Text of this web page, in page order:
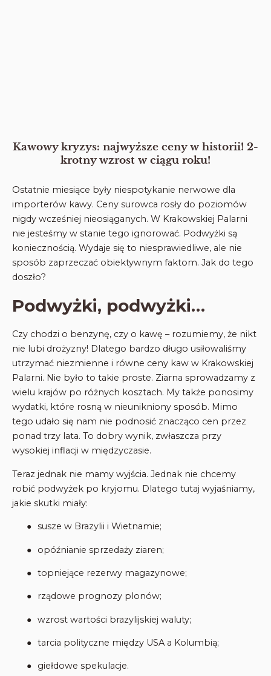
Kawowy kryzys: najwyższe ceny w historii! 2-
krotny wzrost w ciągu roku!
Ostatnie miesiące były niespotykanie nerwowe dla
importerów kawy. Ceny surowca rosły do poziomów
nigdy wcześniej nieosiąganych. W Krakowskiej Palarni
nie jesteśmy w stanie tego ignorować. Podwyżki są
koniecznością. Wydaje się to niesprawiedliwe, ale nie
sposób zaprzeczać obiektywnym faktom. Jak do tego
doszło?
Podwyżki, podwyżki…
Czy chodzi o benzynę, czy o kawę – rozumiemy, że nikt
nie lubi drożyzny! Dlatego bardzo długo usiłowaliśmy
utrzymać niezmienne i równe ceny kaw w Krakowskiej
Palarni. Nie było to takie proste. Ziarna sprowadzamy z
wielu krajów po różnych kosztach. My także ponosimy
wydatki, które rosną w nieunikniony sposób. Mimo
tego udało się nam nie podnosić znacząco cen przez
ponad trzy lata. To dobry wynik, zwłaszcza przy
wysokiej inflacji w międzyczasie.
Teraz jednak nie mamy wyjścia. Jednak nie chcemy
robić podwyżek po kryjomu. Dlatego tutaj wyjaśniamy,
jakie skutki miały:
● susze w Brazylii i Wietnamie;
● opóźnianie sprzedaży ziaren;
● topniejące rezerwy magazynowe;
● rządowe prognozy plonów;
● wzrost wartości brazylijskiej waluty;
● tarcia polityczne między USA a Kolumbią;
● giełdowe spekulacje.